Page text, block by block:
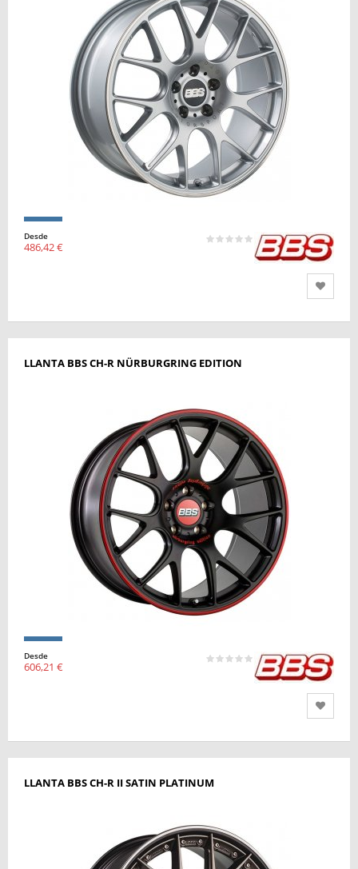
Desde
486,42 €
LLANTA BBS CH-R NÜRBURGRING EDITION
Desde
606,21 €
LLANTA BBS CH-R II SATIN PLATINUM